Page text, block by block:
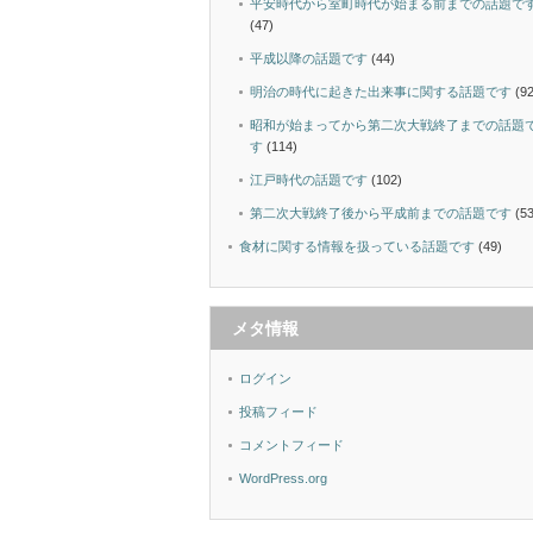
平安時代から室町時代が始まる前までの話題で
(47)
平成以降の話題です (44)
明治の時代に起きた出来事に関する話題です
昭和が始まってから第二次大戦終了までの話題
す (114)
江戸時代の話題です (102)
第二次大戦終了後から平成前までの話題です
食材に関する情報を扱っている話題です (49)
メタ情報
ログイン
投稿フィード
コメントフィード
WordPress.org